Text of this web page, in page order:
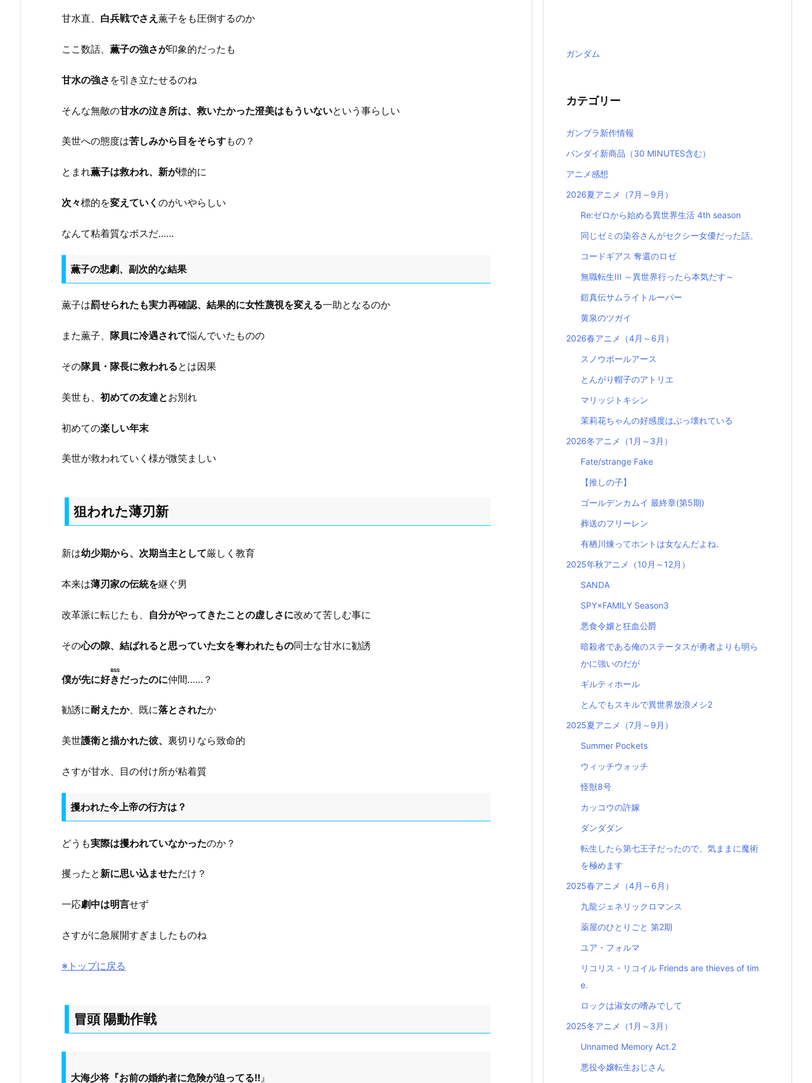
甘水直、 白兵戦でさえ 薫子をも圧倒するのか
ここ数話、 薫子の強さが印象的だったも
甘水の強さ を引き立たせるのね
そんな無敵の甘水の泣き所は、救いたかった澄美はもういないという事らしい
美世への態度は苦しみから目をそらすもの？
とまれ薫子は救われ、新が標的に
次々標的を変えていく のがいやらしい
なんて粘着質なボスだ……
薫子の悲劇、副次的な結果
薫子は罰せられたも実力再確認、結果的に女性蔑視を変える一助となるのか
また薫子、 隊員に冷遇されて悩んでいたものの
その隊員・隊長に救われるとは因果
美世も、 初めての友達とお別れ
初めての楽しい年末
美世が救われていく様が微笑ましい
狙われた薄刃新
新は幼少期から、次期当主として厳しく教育
本来は薄刃家の伝統を継ぐ男
改革派に転じたも、 自分がやってきたことの虚しさに改めて苦しむ事に
その心の隙、結ばれると思っていた女を奪われたもの同士な甘水に勧誘
僕が先に好きだったのに
BSS
仲間……？
勧誘に耐えたか、既に落とされたか
美世護衛と描かれた彼、 裏切りなら致命的
さすが甘水、目の付け所が粘着質
攫われた今上帝の行方は？
どうも実際は攫われていなかったのか？
攫ったと新に思い込ませただけ？
一応劇中は明言せず
さすがに急展開すぎましたものね
※トップに戻る
冒頭 陽動作戦
大海少将『お前の婚約者に危険が迫ってる!!』
ガンダム
カテゴリー
ガンプラ新作情報
バンダイ新商品（30 MINUTES含む）
アニメ感想
2026夏アニメ（7月～9月）
Re:ゼロから始める異世界生活 4th season
同じゼミの染谷さんがセクシー女優だった話。
コードギアス 奪還のロゼ
無職転生III ～異世界行ったら本気だす～
鎧真伝サムライトルーパー
黄泉のツガイ
2026春アニメ（4月～6月）
スノウボールアース
とんがり帽子のアトリエ
マリッジトキシン
茉莉花ちゃんの好感度はぶっ壊れている
2026冬アニメ（1月～3月）
Fate/strange Fake
【推しの子】
ゴールデンカムイ 最終章(第5期)
葬送のフリーレン
有栖川煉ってホントは女なんだよね。
2025年秋アニメ（10月～12月）
SANDA
SPY×FAMILY Season3
悪食令嬢と狂血公爵
暗殺者である俺のステータスが勇者よりも明ら
かに強いのだが
ギルティホール
とんでもスキルで異世界放浪メシ2
2025夏アニメ（7月～9月）
Summer Pockets
ウィッチウォッチ
怪獣8号
カッコウの許嫁
ダンダダン
転生したら第七王子だったので、気ままに魔術
を極めます
2025春アニメ（4月～6月）
九龍ジェネリックロマンス
薬屋のひとりごと 第2期
ユア・フォルマ
リコリス・リコイル Friends are thieves of tim
e.
ロックは淑女の嗜みでして
2025冬アニメ（1月～3月）
Unnamed Memory Act.2
悪役令嬢転生おじさん